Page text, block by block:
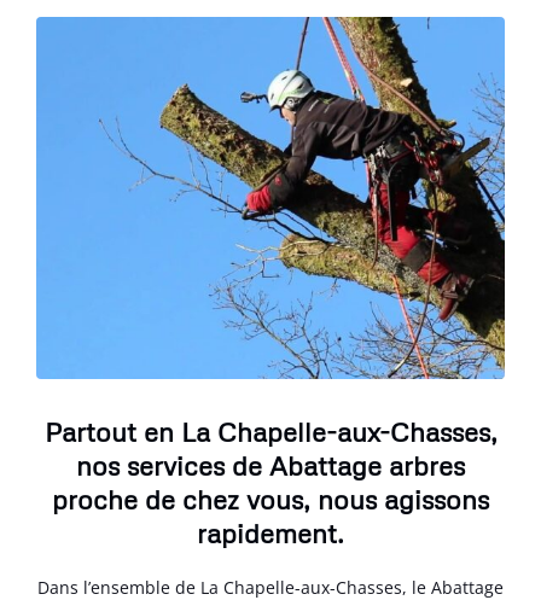
Partout en La Chapelle-aux-Chasses,
nos services de Abattage arbres
proche de chez vous, nous agissons
rapidement.
Dans l’ensemble de La Chapelle-aux-Chasses, le Abattage